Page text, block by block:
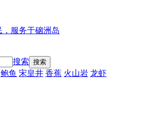
搜索 搜索
鲍鱼 宋皇井 香蕉 火山岩 龙虾